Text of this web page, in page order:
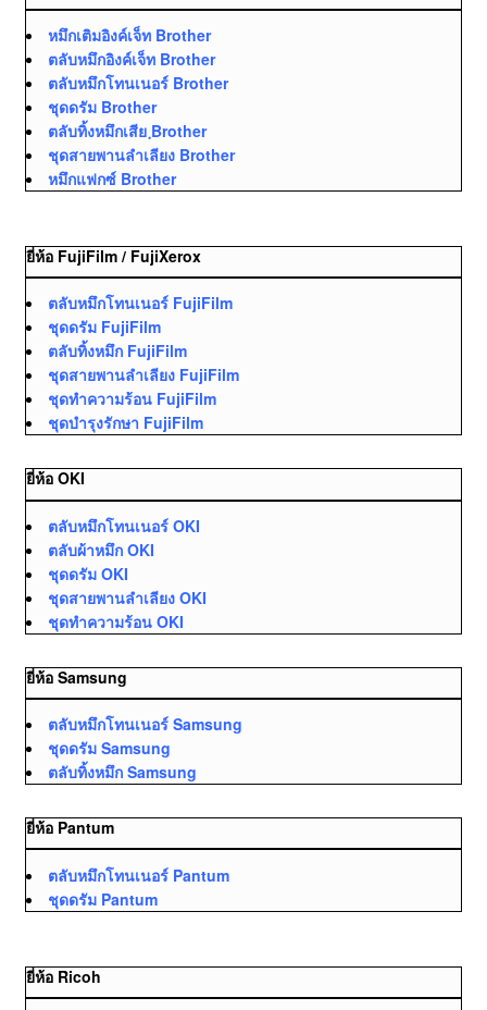
หมึกเติมอิงค์เจ็ท Brother
ตลับหมึกอิงค์เจ็ท Brother
ตลับหมึกโทนเนอร์ Brother
ชุดดรัม Brother
ตลับทิ้งหมึกเสีย ฺBrother
ชุดสายพานลำเลียง Brother
หมึกแฟกซ์ Brother
ยี่ห้อ FujiFilm / FujiXerox
ตลับหมึกโทนเนอร์ FujiFilm
ชุดดรัม FujiFilm
ตลับทิ้งหมึก FujiFilm
ชุดสายพานลำเลียง FujiFilm
ชุดทำความร้อน FujiFilm
ชุดบำรุงรักษา FujiFilm
ยี่ห้อ OKI
ตลับหมึกโทนเนอร์ OKI
ตลับผ้าหมึก OKI
ชุดดรัม OKI
ชุดสายพานลำเลียง OKI
ชุดทำความร้อน OKI
ยี่ห้อ Samsung
ตลับหมึกโทนเนอร์ Samsung
ชุดดรัม Samsung
ตลับทิ้งหมึก Samsung
ยี่ห้อ Pantum
ตลับหมึกโทนเนอร์ Pantum
ชุดดรัม Pantum
ยี่ห้อ Ricoh